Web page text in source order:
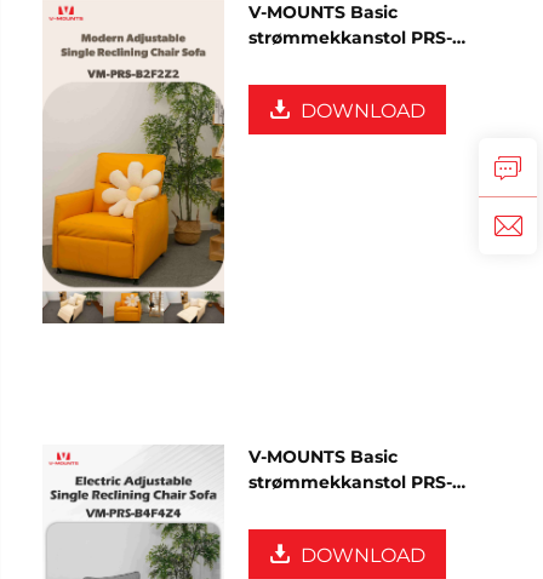
V-MOUNTS Basic
strømmekkanstol PRS-
DOWNLOAD
V-MOUNTS Basic
strømmekkanstol PRS-
DOWNLOAD